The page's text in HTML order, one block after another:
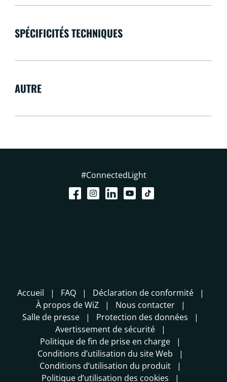
SPÉCIFICITÉS TECHNIQUES
AUTRE
#ConnectedLight
Accueil FAQ
Déclaration de conformité
À propos de WiZ
Nous contacter
Salle de presse
Protection des données
Avertissement de sécurité
Politique de fin de prise en charge
Conditions d’utilisation du site Web
Conditions d’utilisation du produit
Politique d’utilisation des cookies